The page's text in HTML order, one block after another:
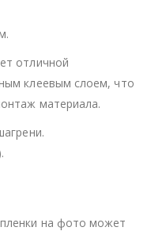
отличной
клеевым слоем, что
материала.
на фото может